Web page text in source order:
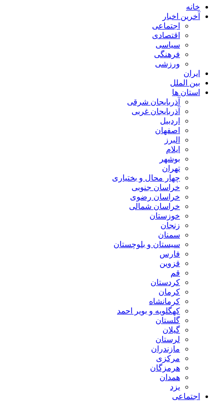
خانه
آخرین اخبار
اجتماعی
اقتصادی
سیاسی
فرهنگی
ورزشی
ایران
بین الملل
استان ها
آذربایجان شرقی
آذربایجان غربی
اردبیل
اصفهان
البرز
ایلام
بوشهر
تهران
چهار محال و بختیاری
خراسان جنوبی
خراسان رضوی
خراسان شمالی
خوزستان
زنجان
سمنان
سیستان و بلوچستان
فارس
قزوین
قم
کردستان
کرمان
کرمانشاه
کهگلویه و بویر احمد
گلستان
گیلان
لرستان
مازندران
مرکزی
هرمزگان
همدان
یزد
اجتماعی